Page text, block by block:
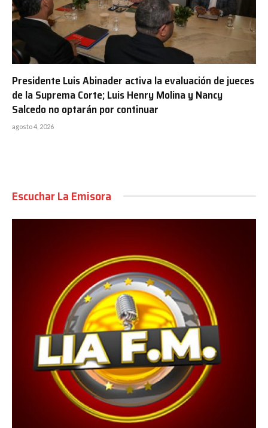
Presidente Luis Abinader activa la evaluación de jueces
de la Suprema Corte; Luis Henry Molina y Nancy
Salcedo no optarán por continuar
agosto 4, 2026
Escuchar La Emisora